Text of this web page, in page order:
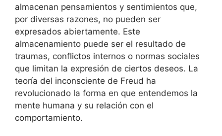
almacenan pensamientos y sentimientos que,
por diversas razones, no pueden ser
expresados abiertamente. Este
almacenamiento puede ser el resultado de
traumas, conflictos internos o normas sociales
que limitan la expresión de ciertos deseos. La
teoría del inconsciente de Freud ha
revolucionado la forma en que entendemos la
mente humana y su relación con el
comportamiento.